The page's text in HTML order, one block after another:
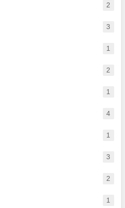
2
3
1
2
1
4
1
3
2
1